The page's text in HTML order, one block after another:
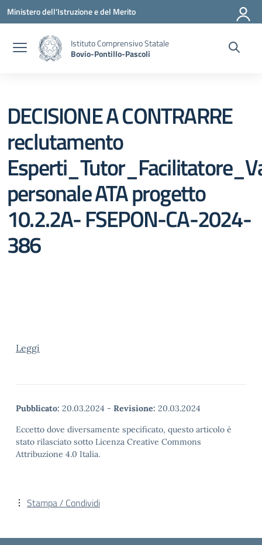
Vai ai contenuti
Vai al menu di navigazione
Vai al footer
Ministero dell'Istruzione e del Merito
Istituto Comprensivo Statale
Bovio-Pontillo-Pascoli
DECISIONE A CONTRARRE
reclutamento
personale ATA progetto
10.2.2A- FSEPON-CA-2024-
386
Leggi
Pubblicato: 20.03.2024 - Revisione: 20.03.2024
Eccetto dove diversamente specificato, questo articolo è
stato rilasciato sotto Licenza Creative Commons
Attribuzione 4.0 Italia.
Stampa / Condividi